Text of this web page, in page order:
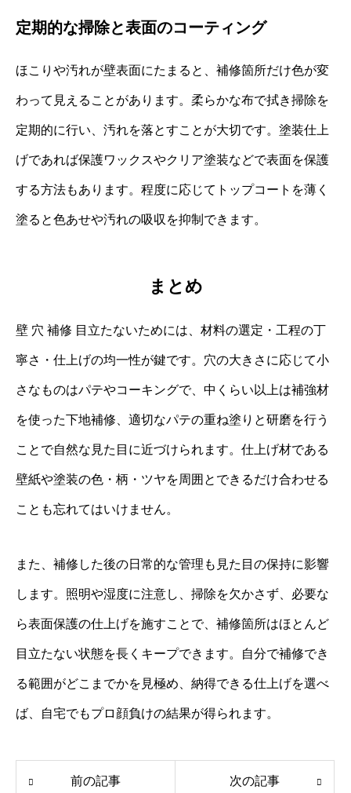
定期的な掃除と表面のコーティング
ほこりや汚れが壁表面にたまると、補修箇所だけ色が変
わって見えることがあります。柔らかな布で拭き掃除を
定期的に行い、汚れを落とすことが大切です。塗装仕上
げであれば保護ワックスやクリア塗装などで表面を保護
する方法もあります。程度に応じてトップコートを薄く
塗ると色あせや汚れの吸収を抑制できます。
まとめ
壁 穴 補修 目立たないためには、材料の選定・工程の丁
寧さ・仕上げの均一性が鍵です。穴の大きさに応じて小
さなものはパテやコーキングで、中くらい以上は補強材
を使った下地補修、適切なパテの重ね塗りと研磨を行う
ことで自然な見た目に近づけられます。仕上げ材である
壁紙や塗装の色・柄・ツヤを周囲とできるだけ合わせる
ことも忘れてはいけません。
また、補修した後の日常的な管理も見た目の保持に影響
します。照明や湿度に注意し、掃除を欠かさず、必要な
ら表面保護の仕上げを施すことで、補修箇所はほとんど
目立たない状態を長くキープできます。自分で補修でき
る範囲がどこまでかを見極め、納得できる仕上げを選べ
ば、自宅でもプロ顔負けの結果が得られます。
前の記事 次の記事